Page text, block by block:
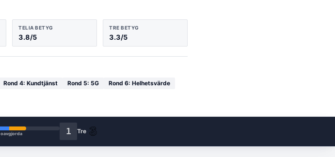
TELIA BETYG
3.8/5
TRE BETYG
3.3/5
Rond 4: Kundtjänst Rond 5: 5G Rond 6: Helhetsvärde
oavgjorda 1 Tre